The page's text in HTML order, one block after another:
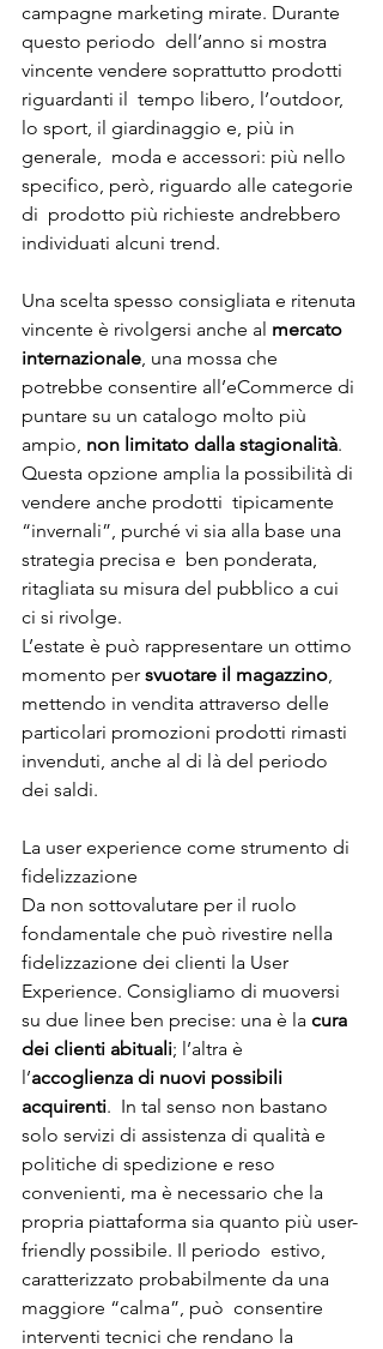
campagne marketing mirate. Durante
questo periodo  dell’anno si mostra
vincente vendere soprattutto prodotti
riguardanti il  tempo libero, l’outdoor,
lo sport, il giardinaggio e, più in
generale,  moda e accessori: più nello
specifico, però, riguardo alle categorie
di  prodotto più richieste andrebbero
individuati alcuni trend.
Una scelta spesso consigliata e ritenuta
vincente è rivolgersi anche al mercato
internazionale, una mossa che
potrebbe consentire all’eCommerce di
puntare su un catalogo molto più
ampio, non limitato dalla stagionalità.
Questa opzione amplia la possibilità di
vendere anche prodotti  tipicamente
“invernali”, purché vi sia alla base una
strategia precisa e  ben ponderata,
ritagliata su misura del pubblico a cui
ci si rivolge.
L’estate è può rappresentare un ottimo
momento per svuotare il magazzino,
mettendo in vendita attraverso delle
particolari promozioni prodotti rimasti
invenduti, anche al di là del periodo
dei saldi.
La user experience come strumento di
fidelizzazione
Da non sottovalutare per il ruolo
fondamentale che può rivestire nella
fidelizzazione dei clienti la User
Experience. Consigliamo di muoversi
su due linee ben precise: una è la cura
dei clienti abituali; l’altra è
l’accoglienza di nuovi possibili
acquirenti.  In tal senso non bastano
solo servizi di assistenza di qualità e
politiche di spedizione e reso
convenienti, ma è necessario che la
propria piattaforma sia quanto più user-
friendly possibile. Il periodo  estivo,
caratterizzato probabilmente da una
maggiore “calma”, può  consentire
interventi tecnici che rendano la